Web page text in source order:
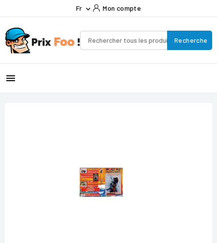
Fr  Mon compte
Recherche
